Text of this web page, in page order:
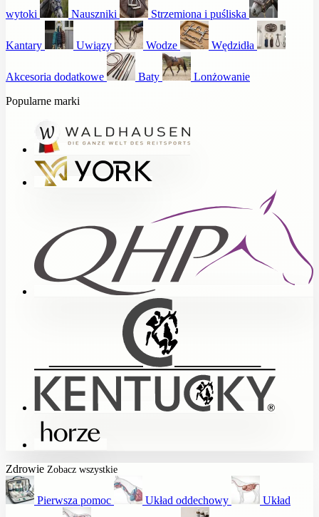
wytoki Nauszniki Strzemiona i puśliska
Kantary Uwiązy Wodze Wędzidła
Akcesoria dodatkowe Baty
Lonżowanie
Popularne marki
Zdrowie Zobacz wszystkie
Pierwsza pomoc Układ oddechowy Układ